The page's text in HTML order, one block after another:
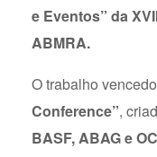
e Eventos” da
ABMRA.
O trabalho
Conference”,
BASF, ABAG e